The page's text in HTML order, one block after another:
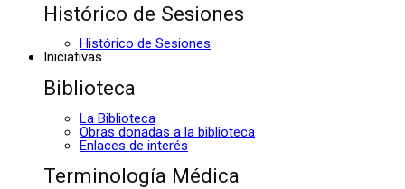
Histórico de Sesiones
Histórico de Sesiones
Iniciativas
Biblioteca
La Biblioteca
Obras donadas a la biblioteca
Enlaces de interés
Terminología Médica